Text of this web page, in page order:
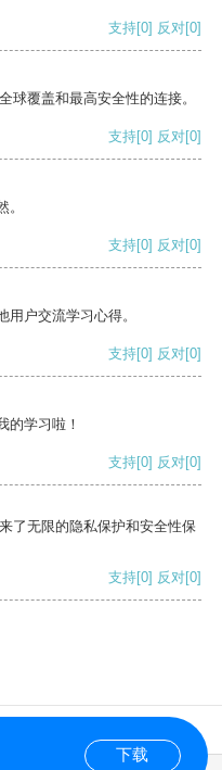
支持[0] 反对[0]
球覆盖和最高安全性的连接。
支持[0] 反对[0]
支持[0] 反对[0]
户交流学习心得。
支持[0] 反对[0]
的学习啦！
支持[0] 反对[0]
了无限的隐私保护和安全性保
支持[0] 反对[0]
下载